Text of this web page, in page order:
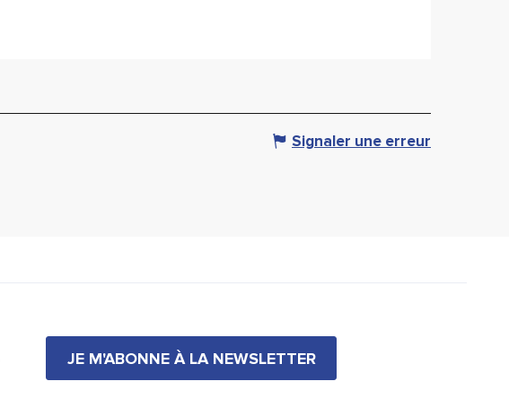
Signaler une erreur
JE M'ABONNE À LA NEWSLETTER